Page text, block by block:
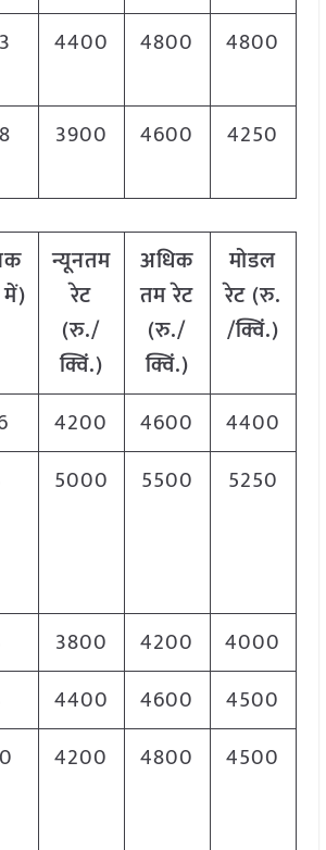
4400 4800 4800
3900 4600 4250
न्यूनतम
रेट
(रु./
क्विं.)
अधिक
तम रेट
(रु./
क्विं.)
मोडल
रेट (रु.
/क्विं.)
4200 4600
4400
5000 5500 5250
3800 4200
4000
4400 4600
4500
4200 4800 4500